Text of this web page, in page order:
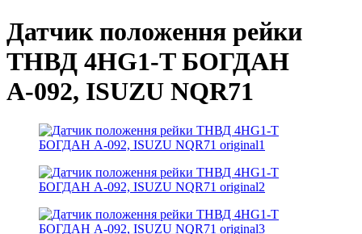
Датчик положення рейки
ТНВД 4HG1-T БОГДАН
А-092, ISUZU NQR71